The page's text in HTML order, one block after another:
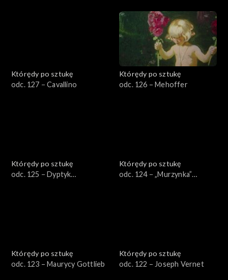
Którędy po sztukę
odc. 127 − Cavallino
Którędy po sztukę
odc. 126 – Mehoffer
Którędy po sztukę
odc. 125 − Dyptyk
Którędy po sztukę
odc. 124 − „Murzynka”
Którędy po sztukę
odc. 123 – Maurycy Gottlieb
Którędy po sztukę
odc. 122 – Joseph Vernet